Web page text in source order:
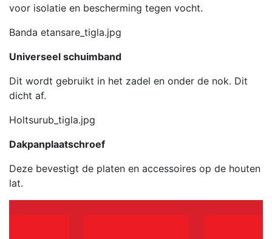
voor isolatie en bescherming tegen vocht.
Banda etansare_tigla.jpg
Universeel schuimband
Dit wordt gebruikt in het zadel en onder de nok. Dit
dicht af.
Holtsurub_tigla.jpg
Dakpanplaatschroef
Deze bevestigt de platen en accessoires op de houten
lat.